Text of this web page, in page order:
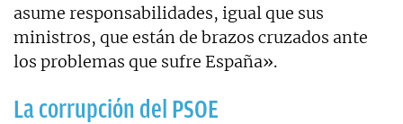
asume responsabilidades, igual que sus
ministros, que están de brazos cruzados ante
los problemas que sufre España».
La corrupción del PSOE